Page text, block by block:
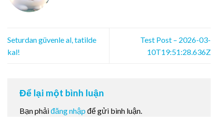
Seturdan güvenle al, tatilde
kal!
Test Post – 2026-03-
10T19:51:28.636Z
Để lại một bình luận
Bạn phảiđăng nhập để gửi bình luận.